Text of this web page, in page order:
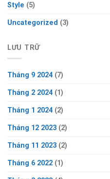
Style (5)
Uncategorized (3)
LƯU TRỮ
Tháng 9 2024 (7)
Tháng 2 2024 (1)
Tháng 1 2024 (2)
Tháng 12 2023 (2)
Tháng 11 2023 (2)
Tháng 6 2022 (1)